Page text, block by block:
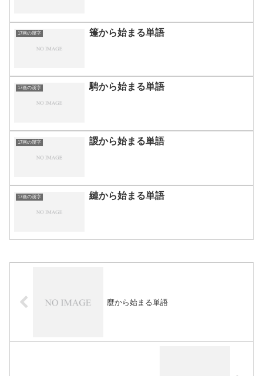
17画の漢字 篷から始まる単語
17画の漢字 騁から始まる単語
17画の漢字 謖から始まる単語
17画の漢字 縺から始まる単語
麼から始まる単語